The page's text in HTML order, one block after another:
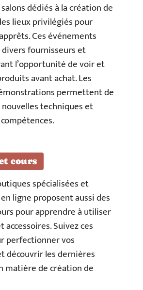
dédiés à la création de
lieux privilégiés pour
Ces événements
fournisseurs et
l’opportunité de voir et
avant achat. Les
permettent de
techniques et
cours
spécialisées et
ligne proposent aussi des
pour apprendre à utiliser
accessoires. Suivez ces
perfectionner vos
découvrir les dernières
matière de création de